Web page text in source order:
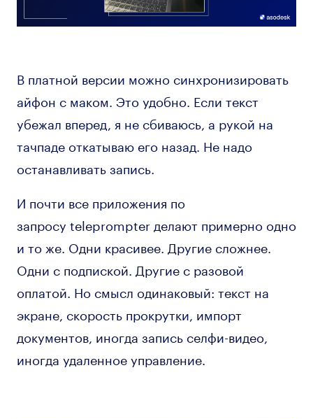
В платной версии можно синхронизировать
айфон с маком. Это удобно. Если текст
убежал вперед, я не сбиваюсь, а рукой на
тачпаде откатываю его назад. Не надо
останавливать запись.
И почти все приложения по
запросу teleprompter делают примерно одно
и то же. Одни красивее. Другие сложнее.
Одни с подпиской. Другие с разовой
оплатой. Но смысл одинаковый: текст на
экране, скорость прокрутки, импорт
документов, иногда запись селфи-видео,
иногда удаленное управление.